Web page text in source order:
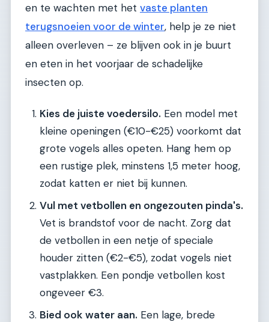
en te wachten met het vaste planten
terugsnoeien voor de winter, help je ze niet
alleen overleven – ze blijven ook in je buurt
en eten in het voorjaar de schadelijke
insecten op.
Kies de juiste voedersilo. Een model met
kleine openingen (€10-€25) voorkomt dat
grote vogels alles opeten. Hang hem op
een rustige plek, minstens 1,5 meter hoog,
zodat katten er niet bij kunnen.
Vul met vetbollen en ongezouten pinda's.
Vet is brandstof voor de nacht. Zorg dat
de vetbollen in een netje of speciale
houder zitten (€2-€5), zodat vogels niet
vastplakken. Een pondje vetbollen kost
ongeveer €3.
Bied ook water aan. Een lage, brede